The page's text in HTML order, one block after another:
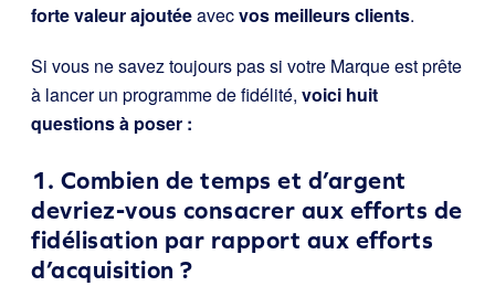
forte valeur ajoutéeavecvos meilleurs clients.
Si vous ne savez toujours pas si votre Marque est prête
à lancer un programme de fidélité, voici huit
questions à poser :
1. Combien de temps et d’argent
devriez-vous consacrer aux efforts de
fidélisation par rapport aux efforts
d’acquisition ?